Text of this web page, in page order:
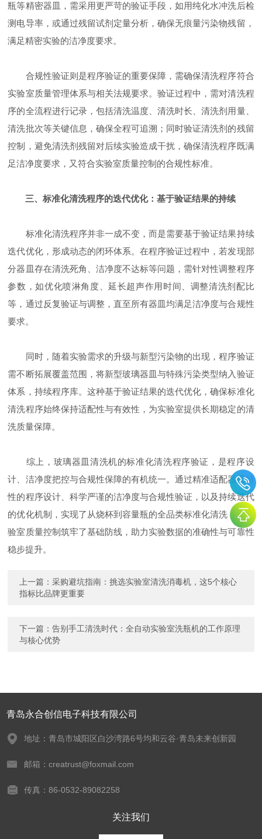
瓶等精密器皿，需采用更严苛的验证手段，如用纯化水冲洗后检
测电导率，或通过残留试剂定量分析，确保无痕量污染物残留，
满足精密实验的洁净度要求。
合规性验证则是程序验证的重要保障，需确保清洗程序符合
实验室质量管理体系与相关法规要求。验证过程中，需对清洗程
序的全流程进行记录，包括清洗温度、清洗时长、清洗剂用量、
清洗批次等关键信息，确保全程可追溯；同时验证清洗剂的残留
控制，避免清洗剂残留对后续实验造成干扰，确保清洗程序既满
足洁净度要求，又符合实验室质量控制的合规性标准。
三、标准化清洗程序的迭代优化：基于验证结果的持续
标准化清洗程序并非一成不变，而是需要基于验证结果持续
迭代优化，形成动态的闭环体系。在程序验证过程中，若发现部
分器皿存在清洗死角、洁净度不达标等问题，需针对性调整程序
参数，如优化喷淋角度、延长超声作用时间、调整清洗剂配比
等，通过反复验证与调整，直至所有器皿均满足洁净度与合规性
要求。
同时，随着实验需求的升级与新型污染物的出现，程序验证
需不断拓展覆盖范围，将新型玻璃器皿与特殊污染类型纳入验证
体系，持续程序库。这种基于验证结果的迭代优化，确保标准化
清洗程序始终保持适配性与有效性，为实验室提供长期稳定的清
洗质量保障。
综上，玻璃器皿清洗机的标准化清洗程序验证，是程序设
计、洁净度把控与合规性保障的有机统一。通过精准适配器皿特
性的程序设计、科学严谨的洁净度与合规性验证，以及持续迭代
的优化机制，实现了从烧杯到容量瓶的全品类标准化清洗，为实
验室质量控制筑牢了基础防线，助力实验数据的准确性与可靠性
稳步提升。
上一篇：采购避坑指南：挑选实验室清洗消毒机，这5个核心
指标比品牌更重要
下一篇：告别手工清洗时代：全自动实验室洗瓶机的工作原理
与核心优势
青岛永合创信电子科技有限公司
地址：青岛市城阳区白沙湾路6号均和云谷·青岛未来创新园
邮箱：creatrust@foxmail.com
传真：86-0532-89082258
关注我们